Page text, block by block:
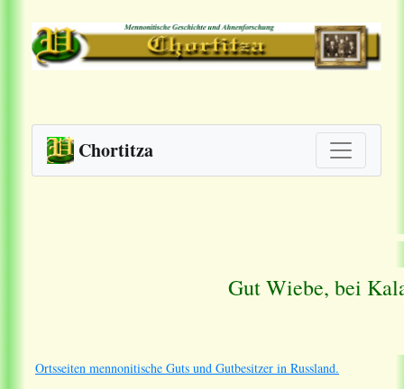
Chortitza
Gut Wiebe, bei
Ortsseiten mennonitische Guts und Gutbesitzer in Russland.